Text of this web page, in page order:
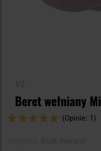
Beret wełniany
Ocena:
(Opinie: 1)